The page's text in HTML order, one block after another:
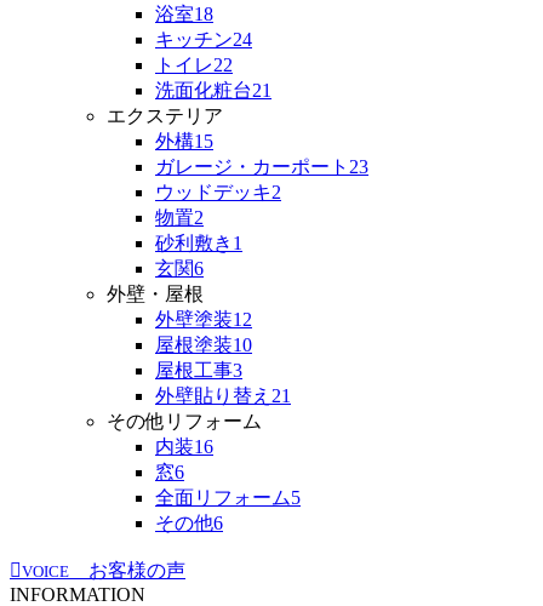
浴室18
キッチン24
トイレ22
洗面化粧台21
エクステリア
外構15
ガレージ・カーポート 23
ウッドデッキ2
物置2
砂利敷き 1
玄関6
外壁・屋根
外壁塗装12
屋根塗装10
屋根工事3
外壁貼り替え 21
その他リフォーム
内装16
窓6
全面リフォーム5
その他6
VOICE
お客様の声
INFORMATION